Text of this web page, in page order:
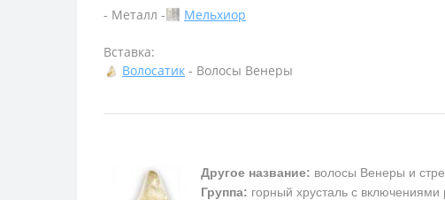
- Металл - Мельхиор
Вставка:
Волосатик - Волосы Венеры
Другое название: волосы Венеры и
Группа: горный хрусталь с включениями